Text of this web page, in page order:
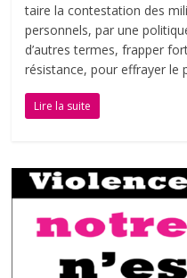
taire la contestation des
personnels, par une
d’autres termes, frapper
résistance, pour effrayer le
Lire la suite